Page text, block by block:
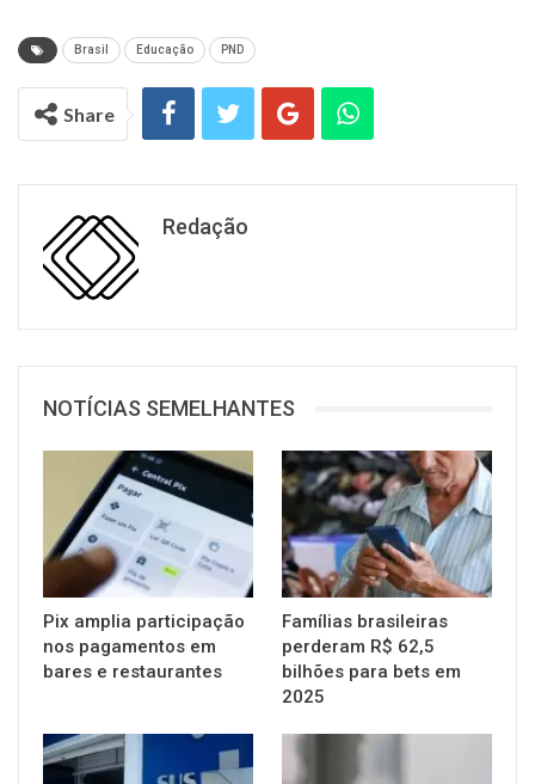
Brasil Educação PND
Share
Redação
NOTÍCIAS SEMELHANTES
Pix amplia participação
nos pagamentos em
bares e restaurantes
Famílias brasileiras
perderam R$ 62,5
bilhões para bets em
2025